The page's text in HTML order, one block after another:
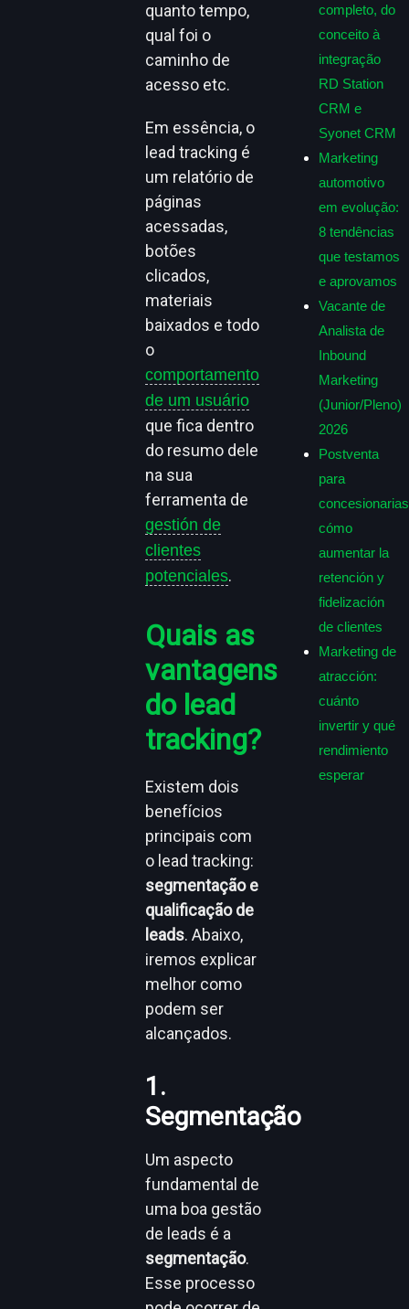
quanto tempo,
qual foi o
caminho de
acesso etc.
Em essência, o
lead tracking é
um relatório de
páginas
acessadas,
botões
clicados,
materiais
baixados e todo
o
comportamento
de um usuário
que fica dentro
do resumo dele
na sua
ferramenta de
gestión de
clientes
potenciales.
Quais as
vantagens
do lead
tracking?
Existem dois
benefícios
principais com
o lead tracking:
segmentação e
qualificação de
leads. Abaixo,
iremos explicar
melhor como
podem ser
alcançados.
1.
Segmentação
Um aspecto
fundamental de
uma boa gestão
de leads é a
segmentação.
Esse processo
completo, do
conceito à
integração
RD Station
CRM e
Syonet CRM
Marketing
automotivo
em evolução:
8 tendências
que testamos
e aprovamos
Vacante de
Analista de
Inbound
Marketing
(Junior/Pleno)
2026
Postventa
para
cómo
aumentar la
retención y
fidelización
de clientes
Marketing de
atracción:
cuánto
invertir y qué
rendimiento
esperar